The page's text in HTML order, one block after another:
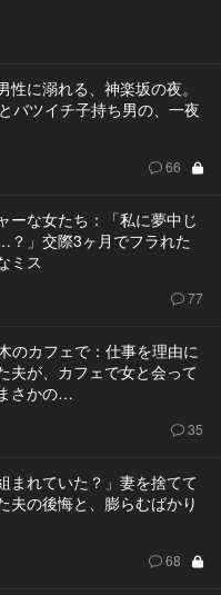
性に溺れる、神楽坂の夜。
バツイチ子持ち男の、一夜
66
ーな女たち：「私に夢中じ
？」交際3ヶ月でフラれた
ミス
77
のカフェで：仕事を理由に
夫が、カフェで女と会って
さかの…
35
まれていた？」妻を捨てて
夫の後悔と、膨らむばかり
68